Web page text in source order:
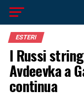
ESTERI
I Russi
Avdeevka a
continua